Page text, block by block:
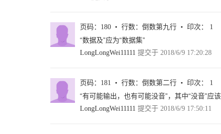
2.1.4 回顾
2.2 调试模型
2.2.1 模型调试的目标
2.2.2 调试模型
2.3.1 混淆矩阵系指标
2.3.2 评估曲线
2.3.3 回顾
2.4 回归模型
页码：180 • 行数：倒数第九行 • 印次： 1
“数据及”应为“数据集”
LongLongWei11111 提交于 2018/6/9 17:20:28
页码：181 • 行数：倒数第二行 • 印次： 1
“有可能输出，也有可能没音”，其中“没音”应该
LongLongWei11111 提交于 2018/6/9 17:50:11